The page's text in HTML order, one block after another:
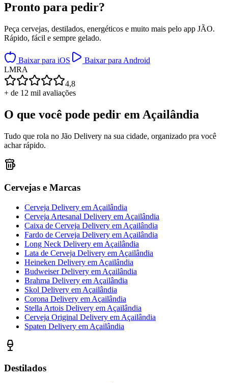
Pronto para pedir?
Peça cervejas, destilados, energéticos e muito mais pelo app JÃO.
Rápido, fácil e sempre gelado.
Baixar para iOS
Baixar para Android
LMRA
4,8
+ de 12 mil avaliações
O que você pode pedir emAçailândia
Tudo que rola no Jão Delivery na sua cidade, organizado pra você
achar rápido.
Cervejas e Marcas
Cerveja Delivery em Açailândia
Cerveja Artesanal Delivery em Açailândia
Caixa de Cerveja Delivery em Açailândia
Fardo de Cerveja Delivery em Açailândia
Long Neck Delivery em Açailândia
Lata de Cerveja Delivery em Açailândia
Heineken Delivery em Açailândia
Budweiser Delivery em Açailândia
Brahma Delivery em Açailândia
Skol Delivery em Açailândia
Corona Delivery em Açailândia
Stella Artois Delivery em Açailândia
Cerveja Original Delivery em Açailândia
Spaten Delivery em Açailândia
Destilados